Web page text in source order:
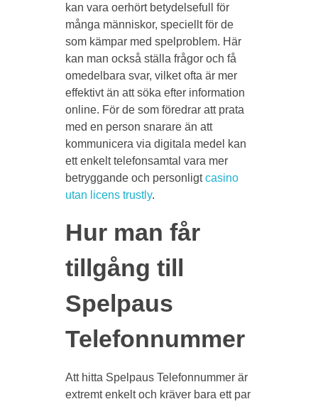
kan vara oerhört betydelsefull för
många människor, speciellt för de
som kämpar med spelproblem. Här
kan man också ställa frågor och få
omedelbara svar, vilket ofta är mer
effektivt än att söka efter information
online. För de som föredrar att prata
med en person snarare än att
kommunicera via digitala medel kan
ett enkelt telefonsamtal vara mer
betryggande och personligtcasino
utan licens trustly.
Hur man får
tillgång till
Spelpaus
Telefonnummer
Att hitta Spelpaus Telefonnummer är
extremt enkelt och kräver bara ett par